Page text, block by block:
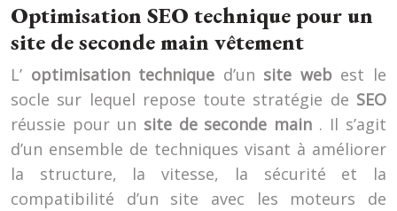
Optimisation SEO technique pour un
site de seconde main vêtement
L’ optimisation technique d’un site web est le
socle sur lequel repose toute stratégie de SEO
réussie pour un site de seconde main . Il s’agit
d’un ensemble de techniques visant à améliorer
la structure, la vitesse, la sécurité et la
compatibilité d’un site avec les moteurs de